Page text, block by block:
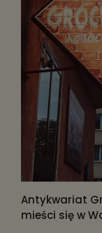
Antykwariat
mieści się w